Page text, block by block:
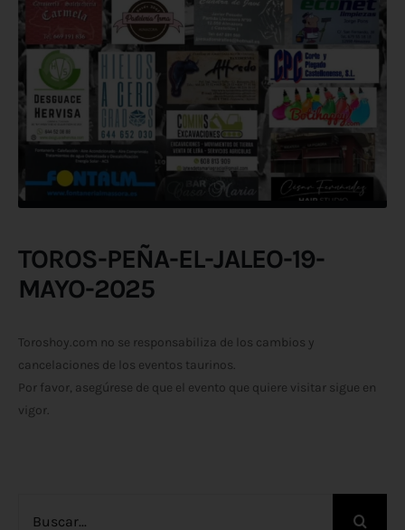
TOROS-PEÑA-EL-JALEO-19-
MAYO-2025
Toroshoy.com no se responsabiliza de los cambios y
cancelaciones de los eventos taurinos.
Por favor, asegúrese de que el evento que quiere visitar sigue en
vigor.